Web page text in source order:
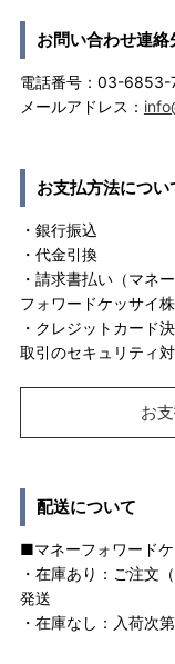
お問い合わせ連絡
電話番号：03-
メールアドレス：
お支払方法につい
・銀行振込
・代金引換
・請求書払い（マネ
フォワードケッサイ
・クレジットカード
取引のセキュリティ
お
配送について
■マネーフォワードケ
・在庫あり：ご注文
発送
・在庫なし：入荷次